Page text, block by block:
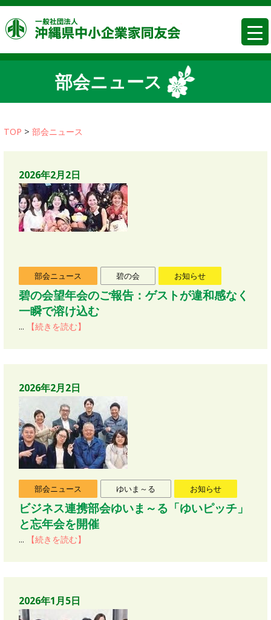
コ
ン
テ
ン
沖縄県
部会ニュース
TOP >部会ニュース
2026年2月2日
部会ニュース 碧の会 お知らせ
碧の会望年会のご報告：ゲストが違和感なく
一瞬で溶け込む
... 【続きを読む】
2026年2月2日
部会ニュース ゆいま～る お知らせ
ビジネス連携部会ゆいま～る「ゆいピッチ」
と忘年会を開催
... 【続きを読む】
2026年1月5日